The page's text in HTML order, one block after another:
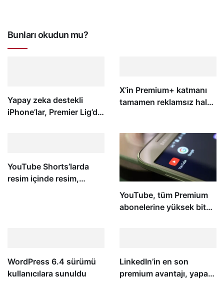
Bunları okudun mu?
Yapay zeka destekli
iPhone’lar, Premier Lig’de
X’in Premium+ katmanı
tamamen reklamsız hale
YouTube Shorts’larda
resim içinde resim,
YouTube, tüm Premium
abonelerine yüksek bit
WordPress 6.4 sürümü
kullanıcılara sunuldu
LinkedIn’in en son
premium avantajı, yapay